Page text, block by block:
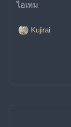
ไอเทม
Kujirai